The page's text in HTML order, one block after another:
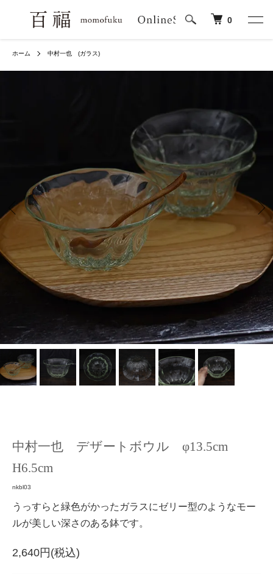
0
ホーム 中村一也 (ガラス)
中村一也 デザートボウル φ13.5cm
H6.5cm
nkbl03
うっすらと緑色がかったガラスにゼリー型のようなモー
ルが美しい深さのある鉢です。
2,640円(税込)